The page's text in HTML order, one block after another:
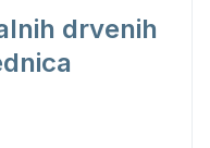
drvenih